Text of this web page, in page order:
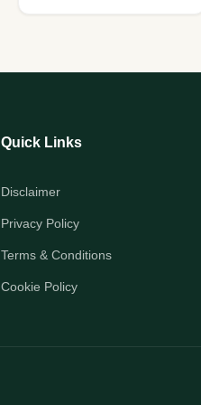
Quick Links
Disclaimer
Privacy Policy
Terms & Conditions
Cookie Policy